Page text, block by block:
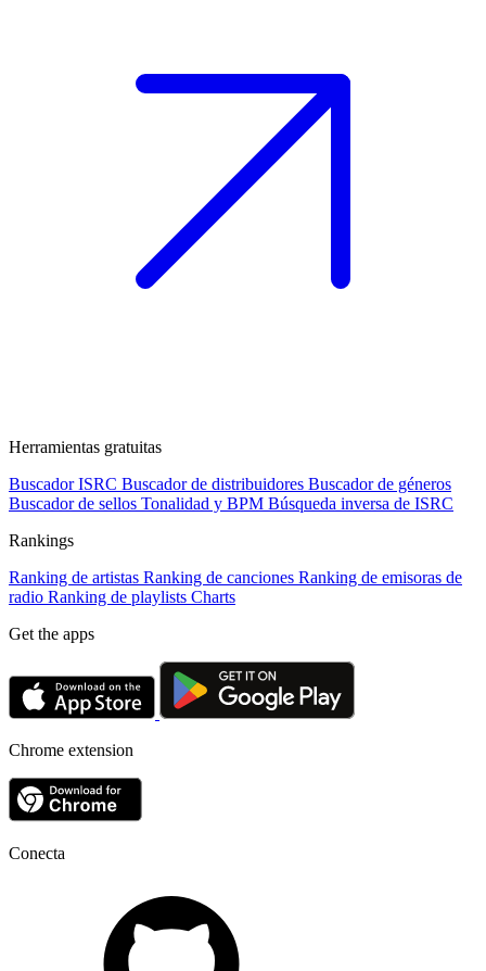
Herramientas gratuitas
Buscador ISRC Buscador de distribuidores Buscador de géneros
Buscador de sellos Tonalidad y BPM Búsqueda inversa de ISRC
Rankings
Ranking de artistas Ranking de canciones Ranking de emisoras de
radio Ranking de playlists Charts
Get the apps
Chrome extension
Conecta